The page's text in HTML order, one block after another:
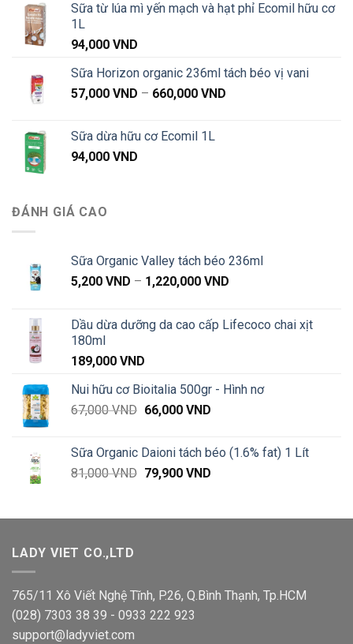
Sữa từ lúa mì yến mạch và hạt phỉ Ecomil hữu cơ
1L
94,000 VND
Sữa Horizon organic 236ml tách béo vị vani
57,000 VND – 660,000 VND
Sữa dừa hữu cơ Ecomil 1L
94,000 VND
ĐÁNH GIÁ CAO
Sữa Organic Valley tách béo 236ml
5,200 VND – 1,220,000 VND
5,200 VND
Dầu dừa dưỡng da cao cấp Lifecoco chai xịt
180ml
189,000 VND
Nui hữu cơ Bioitalia 500gr - Hình nơ
67,000VND Giá
67,000 VND.
66,000 VNDGiá
là:
66,000 VND.
Sữa Organic Daioni tách béo (1.6% fat) 1 Lít
81,000VND Giá
81,000 VND.
79,900 VNDGiá
là:
LADY VIET CO.,LTD
765/11 Xô Viết Nghệ Tĩnh, P.26, Q.Bình Thạnh, Tp.HCM
(028) 7303 38 39 - 0933 222 923
support@ladyviet.com